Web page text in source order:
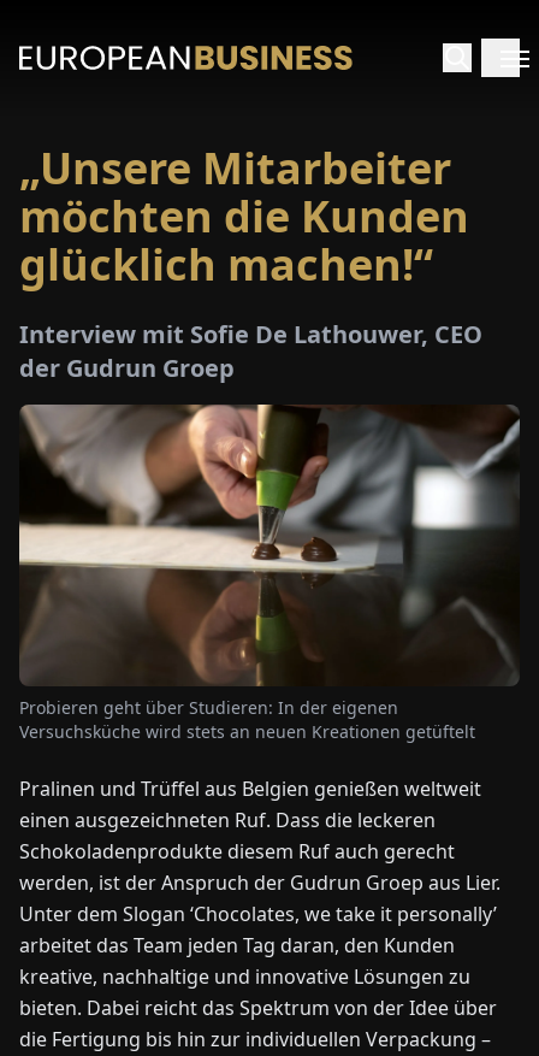
PAPER
NEWS
ÜBER
UNS
KONTAKT
ZU
UNS
„Unsere Mitarbeiter
möchten die Kunden
glücklich machen!“
Interview mit Sofie De Lathouwer, CEO
der Gudrun Groep
Probieren geht über Studieren: In der eigenen
Versuchsküche wird stets an neuen Kreationen getüftelt
Pralinen und Trüffel aus Belgien genießen weltweit
einen ausgezeichneten Ruf. Dass die leckeren
Schokoladenprodukte diesem Ruf auch gerecht
werden, ist der Anspruch der Gudrun Groep aus Lier.
Unter dem Slogan ‘Chocolates, we take it personally’
arbeitet das Team jeden Tag daran, den Kunden
kreative, nachhaltige und innovative Lösungen zu
bieten. Dabei reicht das Spektrum von der Idee über
die Fertigung bis hin zur individuellen Verpackung –